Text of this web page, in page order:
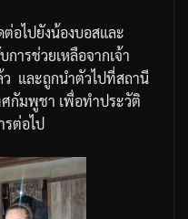
อไปยังน้องบอสและ
ารช่วยเหลือจากเจ้า
และถูกนำตัวไปที่สถานี
ศกัมพูชา เพื่อทำประวัติ
รต่อไป